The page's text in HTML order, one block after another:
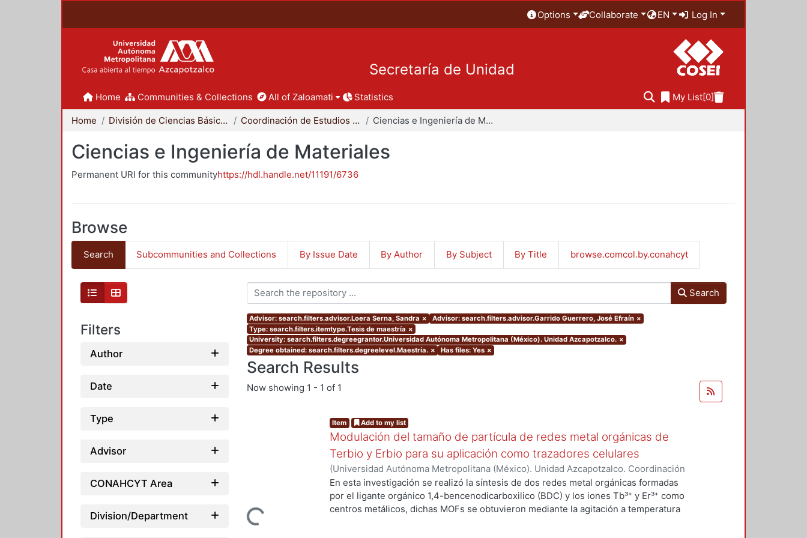
Options Collaborate EN Log In
Secretaría de Unidad
Home Communities & Collections All of Zaloamati Statistics My List[0]
Home División de Ciencias Básicas e Ingeniería Coordinación de Estudios de Posgrado - CBI Ciencias e Ingeniería de Materiales
Ciencias e Ingeniería de Materiales
Permanent URI for this communityhttps://hdl.handle.net/11191/6736
Browse
Search Subcommunities and Collections By Issue Date By Author By Subject By Title browse.comcol.by.conahcyt
Filters
Author
Date
Type
Advisor
CONAHCYT Area
Division/Department
Search
Advisor: search.filters.advisor.Loera Serna, Sandra × Advisor: search.filters.advisor.Garrido Guerrero, José Efraín ×
Type: search.filters.itemtype.Tesis de maestría ×
University: search.filters.degreegrantor.Universidad Autónoma Metropolitana (México). Unidad Azcapotzalco. ×
Degree obtained: search.filters.degreelevel.Maestría. × Has files: Yes ×
Search Results
Now showing 1 - 1 of 1
Loading...
Item Add to my list
Modulación del tamaño de partícula de redes metal orgánicas de
Terbio y Erbio para su aplicación como trazadores celulares
(Universidad Autónoma Metropolitana (México). Unidad Azcapotzalco. Coordinación
de Servicios de Información.,2022)Sánchez Moreno, Diana Laura
En esta investigación se realizó la síntesis de dos redes metal orgánicas formadas
por el ligante orgánico 1,4-bencenodicarboxilico (BDC) y los iones Tb³⁺ y Er³⁺ como
centros metálicos, dichas MOFs se obtuvieron mediante la agitación a temperatura